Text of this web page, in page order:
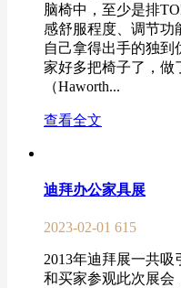
脑椅中，至少是排
感舒服程度、调节功
自己拿得出手的独到
家好多把椅子了，做
（Haworth...
查看全文
迪拜办公家具展
2023-02-01 615
2013年迪拜展一共吸
和买家参观此次展会